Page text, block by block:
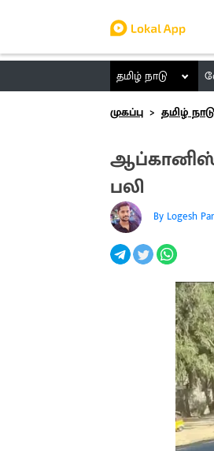
தமிழ் நாடு
முகப்பு
தமிழ் நாடு
பலி
By Logesh